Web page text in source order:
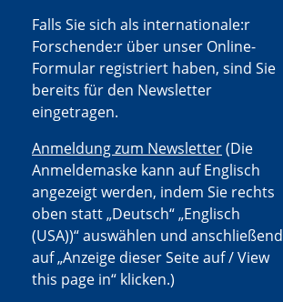
Falls Sie sich als internationale:r
Forschende:r über unser Online-
Formular registriert haben, sind Sie
bereits für den Newsletter
eingetragen.
Anmeldung zum Newsletter(Die
Anmeldemaske kann auf Englisch
angezeigt werden, indem Sie rechts
oben statt „Deutsch“ „Englisch
(USA))“ auswählen und anschließend
auf „Anzeige dieser Seite auf / View
this page in“ klicken.)